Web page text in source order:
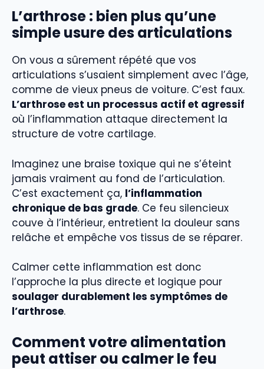
L’arthrose : bien plus qu’une
simple usure des articulations
On vous a sûrement répété que vos
articulations s’usaient simplement avec l’âge,
comme de vieux pneus de voiture. C’est faux.
L’arthrose est un processus actif et agressif
où l’inflammation attaque directement la
structure de votre cartilage.
Imaginez une braise toxique qui ne s’éteint
jamais vraiment au fond de l’articulation.
C’est exactement ça, l’inflammation
chronique de bas grade. Ce feu silencieux
couve à l’intérieur, entretient la douleur sans
relâche et empêche vos tissus de se réparer.
Calmer cette inflammation est donc
l’approche la plus directe et logique pour
soulager durablement les symptômes de
l’arthrose.
Comment votre alimentation
peut attiser ou calmer le feu